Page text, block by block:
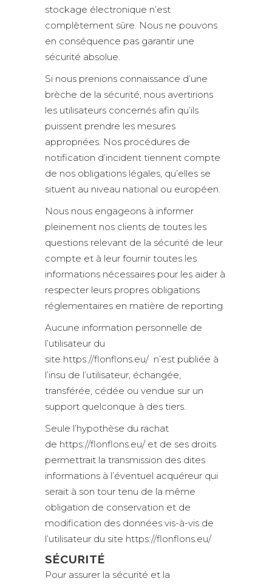
stockage électronique n’est
complètement sûre. Nous ne pouvons
en conséquence pas garantir une
sécurité absolue.
Si nous prenions connaissance d’une
brèche de la sécurité, nous avertirions
les utilisateurs concernés afin qu’ils
puissent prendre les mesures
appropriées. Nos procédures de
notification d’incident tiennent compte
de nos obligations légales, qu’elles se
situent au niveau national ou européen.
Nous nous engageons à informer
pleinement nos clients de toutes les
questions relevant de la sécurité de leur
compte et à leur fournir toutes les
informations nécessaires pour les aider à
respecter leurs propres obligations
réglementaires en matière de reporting.
Aucune information personnelle de
l’utilisateur du
site https://flonflons.eu/ n’est publiée à
l’insu de l’utilisateur, échangée,
transférée, cédée ou vendue sur un
support quelconque à des tiers.
Seule l’hypothèse du rachat
de https://flonflons.eu/ et de ses droits
permettrait la transmission des dites
informations à l’éventuel acquéreur qui
serait à son tour tenu de la même
obligation de conservation et de
modification des données vis-à-vis de
l’utilisateur du site https://flonflons.eu/
SÉCURITÉ
Pour assurer la sécurité et la